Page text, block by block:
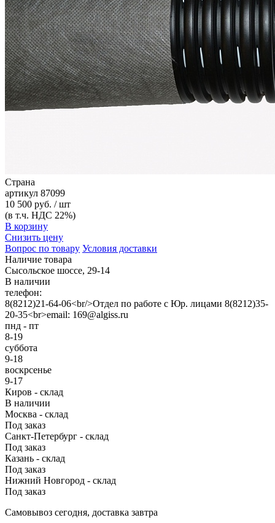
Страна
артикул 87099
10 500 руб. / шт
(в т.ч. НДС 22%)
В корзину
Снизить цену
Вопрос по товару Условия доставки
Наличие товара
Сысольское шоссе, 29-14
В наличии
телефон:
8(8212)21-64-06<br/>Отдел по работе с Юр. лицами 8(8212)35-
20-35<br>email: 169@algiss.ru
пнд - пт
8-19
суббота
9-18
воскрсенье
9-17
Киров - склад
В наличии
Москва - склад
Под заказ
Санкт-Петербург - склад
Под заказ
Казань - склад
Под заказ
Нижний Новгород - склад
Под заказ
Cамовывоз сегодня, доставка завтра